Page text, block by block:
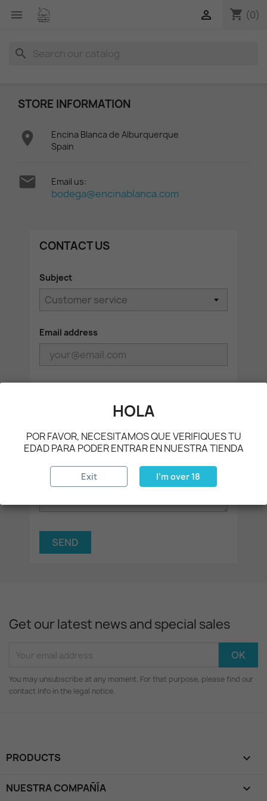
 shopping_cart (0)

search
STORE INFORMATION

Encina Blanca de Alburquerque
Spain
 Email us:
bodega@encinablanca.com
CONTACT US
Subject
Email address
Message
Get our latest news and special sales
You may unsubscribe at any moment. For that purpose, please find our
contact info in the legal notice.
PRODUCTS 
NUESTRA COMPAÑÍA 
HOLA
POR FAVOR, NECESITAMOS QUE VERIFIQUES TU
EDAD PARA PODER ENTRAR EN NUESTRA TIENDA
Exit I'm over 18